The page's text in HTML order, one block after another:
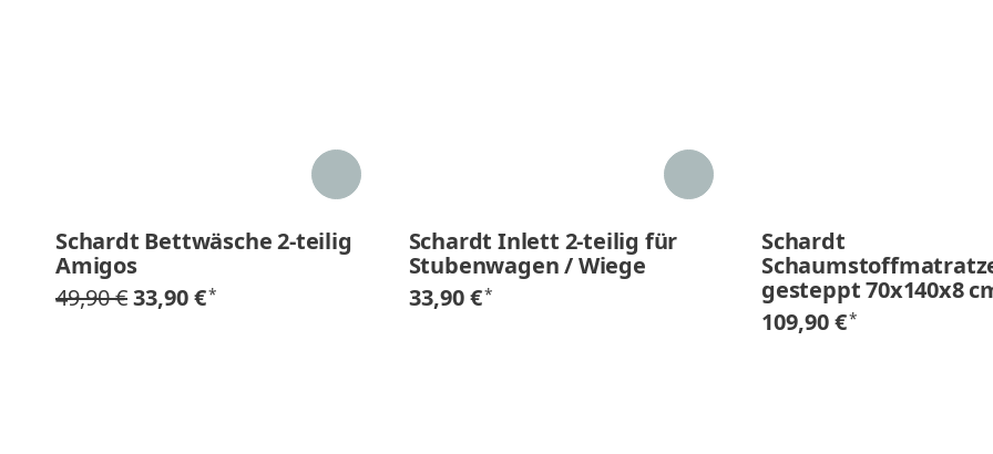
Schardt Bettwäsche 2-teilig
Amigos
49,90 €33,90 €*
Schardt Inlett 2-teilig für
Stubenwagen / Wiege
33,90 €*
Schardt
gesteppt 70x140x8
109,90 €*